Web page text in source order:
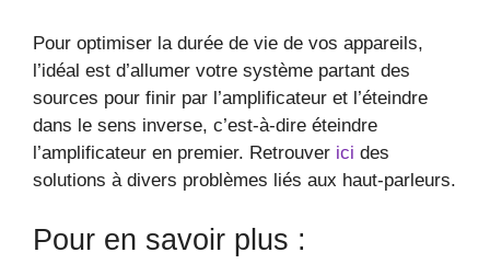
Pour optimiser la durée de vie de vos appareils,
l’idéal est d’allumer votre système partant des
sources pour finir par l’amplificateur et l’éteindre
dans le sens inverse, c’est-à-dire éteindre
l’amplificateur en premier. Retrouver ici des
solutions à divers problèmes liés aux haut-parleurs.
Pour en savoir plus :